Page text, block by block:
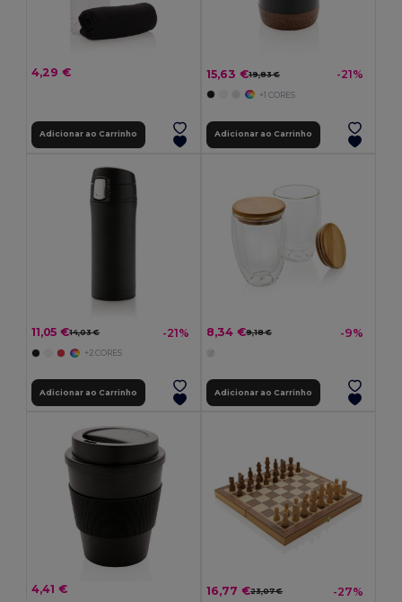
4,29 €
Adicionar ao Carrinho
15,63 €19,83 € -21%
+1 CORES
Adicionar ao Carrinho
11,05 €14,03 € -21%
+2 CORES
Adicionar ao Carrinho
8,34 €9,18 € -9%
Adicionar ao Carrinho
4,41 € 16,77 €23,07 € -27%